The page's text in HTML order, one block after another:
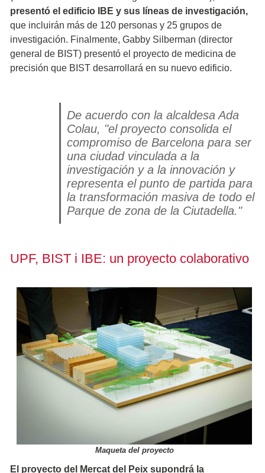
presentó el edificio IBE y sus líneas de investigación,
que incluirán más de 120 personas y 25 grupos de
investigación. Finalmente, Gabby Silberman (director
general de BIST) presentó el proyecto de medicina de
precisión que BIST desarrollará en su nuevo edificio.
De acuerdo con la alcaldesa Ada
Colau, "el proyecto consolida el
compromiso de Barcelona para ser
una ciudad vinculada a la
investigación y a la innovación y
representa el punto de partida para
la transformación masiva de todo el
Parque de zona de la Ciutadella."
UPF, BIST i IBE: un proyecto colaborativo
Maqueta del proyecto
El proyecto del Mercat del Peix supondrá la